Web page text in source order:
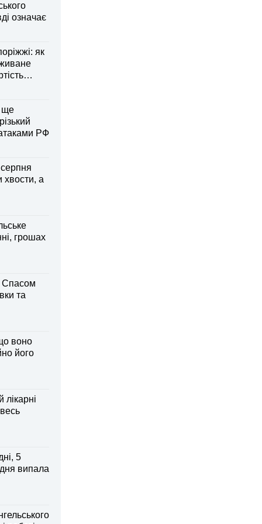
означає
як
ще
РФ
хвости, а
грошах
Спасом
та
воно
його
лікарні
5
випала